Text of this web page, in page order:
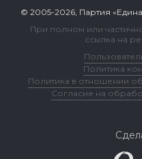
© 2005-2026, Партия
При полном или
ссылка на
Политика
Политика в отношении
Согласие на